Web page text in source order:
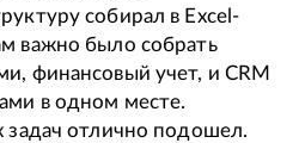
собирал в Excel-
важно было собрать
финансовый учет, и CRM
в одном месте.
задач отлично подошел.